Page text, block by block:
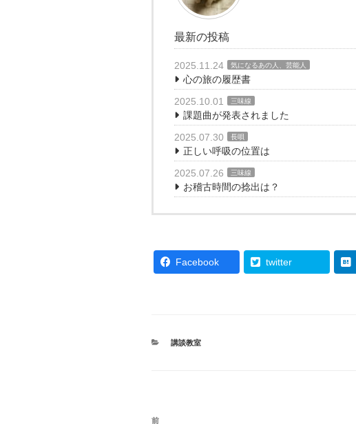
最新の投稿
2025.11.24 気になるあの人、芸能人
心の旅の履歴書
2025.10.01
三味線
課題曲が発表されました
2025.07.30
長唄
正しい呼吸の位置は
2025.07.26
三味線
お稽古時間の捻出は？
Facebook twitter
カ
講談教室
投
前